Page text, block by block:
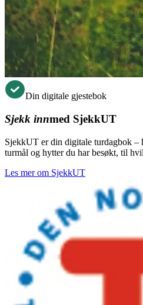
Din digitale gjestebok
Sjekk innmed SjekkUT
SjekkUT er din digitale turdagbok
turmål og hytter du har besøkt, til
Les mer om SjekkUT